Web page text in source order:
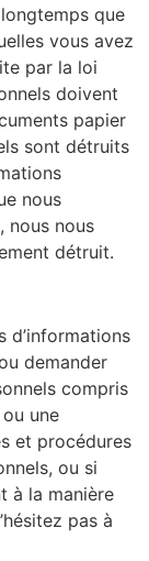
que
vous avez
par la loi
doivent
papier
sont détruits
nous
nous nous
détruit.
d’informations
demander
compris
une
et procédures
ou si
à la manière
pas à